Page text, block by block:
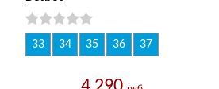
33 34 35 36 37